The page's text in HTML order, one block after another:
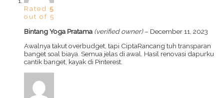
Rated 5
out of 5
Bintang Yoga Pratama (verified owner) – December 11, 2023
Awalnya takut overbudget, tapi CiptaRancang tuh transparan
banget soal biaya. Semua jelas di awal. Hasil renovasi dapurku
cantik banget, kayak di Pinterest.